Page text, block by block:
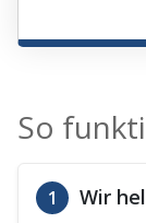
So
1 Wir